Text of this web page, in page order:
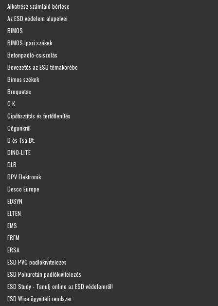
Alkatrész számláló bérlése
Az ESD védelem alapelvei
BIMOS
BIMOS ipari székek
Betonpadló-csiszolás
Bevezetés az ESD témakörébe
Bimos székek
Broquetas
C.K
Cipőtisztítás és fertőtlenítés
Cégünkről
D és Tsa Bt.
DINO-LITE
DLB
DPV Elektronik
Desco Europe
EDSYN
ELTEN
EMS
EREM
ERSA
ESD PVC padlókivitelezés
ESD Poliuretán padlókivitelezés
ESD Study - Tanulj online az ESD védelemről!
ESD Wise ügyviteli rendszer